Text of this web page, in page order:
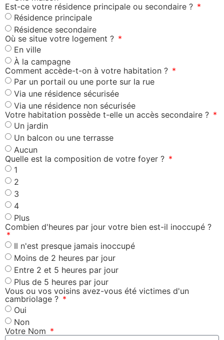
Est-ce votre résidence principale ou secondaire ?
Résidence principale
Résidence secondaire
Où se situe votre logement ?
En ville
À la campagne
Comment accède-t-on à votre habitation ?
Par un portail ou une porte sur la rue
Via une résidence sécurisée
Via une résidence non sécurisée
Votre habitation possède t-elle un accès secondaire ?
Un jardin
Un balcon ou une terrasse
Aucun
Quelle est la composition de votre foyer ?
1
2
3
4
Plus
Combien d'heures par jour votre bien est-il inoccupé ?
Il n'est presque jamais inoccupé
Moins de 2 heures par jour
Entre 2 et 5 heures par jour
Plus de 5 heures par jour
Vous ou vos voisins avez-vous été victimes d'un
cambriolage ?
Oui
Non
Votre Nom